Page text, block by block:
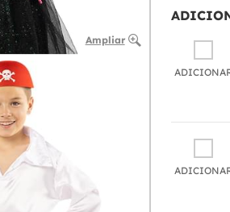
Ampliar